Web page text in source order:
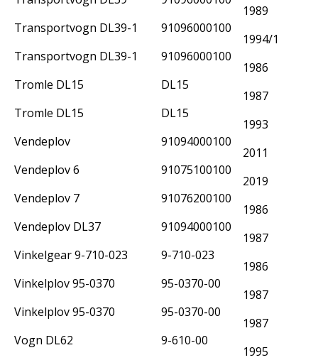
Transportvogn DL39-1
Transportvogn DL39-1
Tromle DL15
Tromle DL15
Vendeplov
Vendeplov 6
Vendeplov 7
Vendeplov DL37
Vinkelgear 9-710-023
Vinkelplov 95-0370
Vinkelplov 95-0370
Vogn DL62
91096000100
91096000100
DL15
DL15
91094000100
91075100100
91076200100
91094000100
9-710-023
95-0370-00
95-0370-00
9-610-00
1989
1994/1
1986
1987
1993
2011
2019
1986
1987
1986
1987
1987
1995